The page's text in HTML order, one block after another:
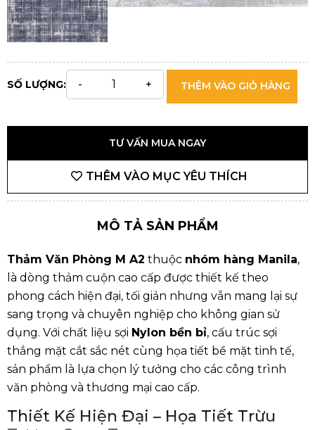
SỐ LƯỢNG: THÊM VÀO GIỎ HÀNG
TƯ VẤN MUA NGAY
THÊM VÀO MỤC YÊU THÍCH
MÔ TẢ SẢN PHẨM
Thảm Văn Phòng M A2 thuộc nhóm hàng Manila,
là dòng thảm cuộn cao cấp được thiết kế theo
phong cách hiện đại, tối giản nhưng vẫn mang lại sự
sang trọng và chuyên nghiệp cho không gian sử
dụng. Với chất liệu sợi Nylon bền bỉ, cấu trúc sợi
thẳng mặt cắt sắc nét cùng họa tiết bề mặt tinh tế,
sản phẩm là lựa chọn lý tưởng cho các công trình
văn phòng và thương mại cao cấp.
Thiết Kế Hiện Đại – Họa Tiết Trừu